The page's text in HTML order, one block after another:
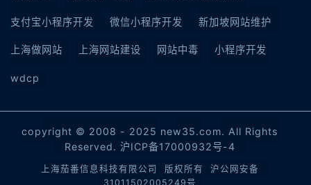
支付宝小程序开发 微信小程序开发 新加坡网站维护
上海做网站 上海网站建设 网站中毒 小程序开发
wdcp
copyright © 2008 - 2025 new35.com. All Rights
Reserved. 沪ICP备17000932号-4
上海茄番信息科技有限公司 版权所有 沪公网安备
31011502005249号